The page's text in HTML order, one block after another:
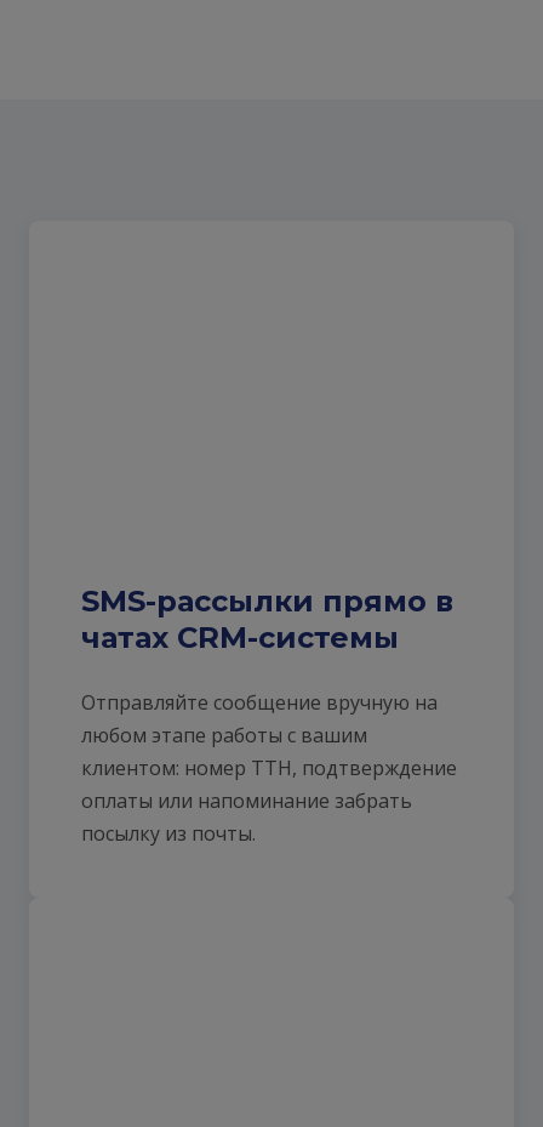
SMS-рассылки прямо в
чатах CRM-системы
Отправляйте сообщение вручную на
любом этапе работы с вашим
клиентом: номер ТТН, подтверждение
оплаты или напоминание забрать
посылку из почты.